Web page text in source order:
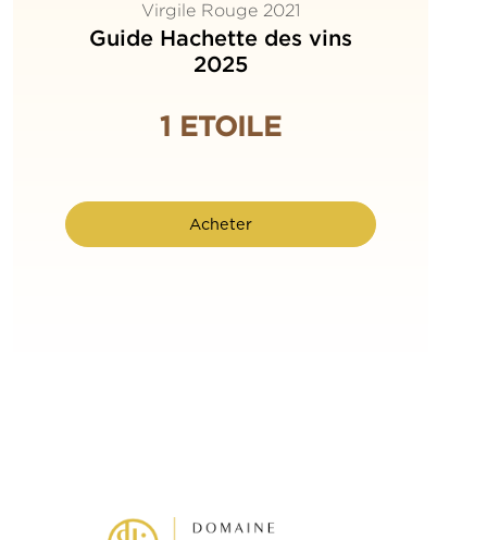
Virgile Rouge 2021
Guide Hachette des vins
2025
1 ETOILE
Acheter